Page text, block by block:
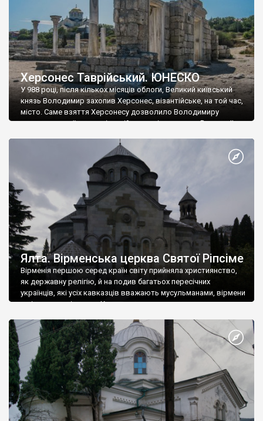
Херсонес Таврійський. ЮНЕСКО
У 988 році, після кількох місяців облоги, Великий київський
князь Володимир захопив Херсонес, візантійське, на той час,
місто. Саме взяття Херсонесу дозволило Володимиру
диктувати свої умови візантійському імператору Василю ІІ, та
Херсонесі Володимир-язичник, став Василем-християнином.
А потім було Хрещення Русі. На честь Херсонесу Таврійського
Ялта. Вірменська церква Святої Ріпсіме
Вірменія першою серед країн світу прийняла християнство,
як державну релігію, й на подив багатьох пересічних
українців, які усіх кавказців вважають мусульманами, вірмени
є відданими вірянами Христа